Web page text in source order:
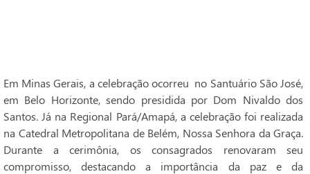
Em Minas Gerais, a celebração ocorreu no Santuário São José,
em Belo Horizonte, sendo presidida por Dom Nivaldo dos
Santos. Já na Regional Pará/Amapá, a celebração foi realizada
na Catedral Metropolitana de Belém, Nossa Senhora da Graça.
Durante a cerimônia, os consagrados renovaram seu
compromisso, destacando a importância da paz e da